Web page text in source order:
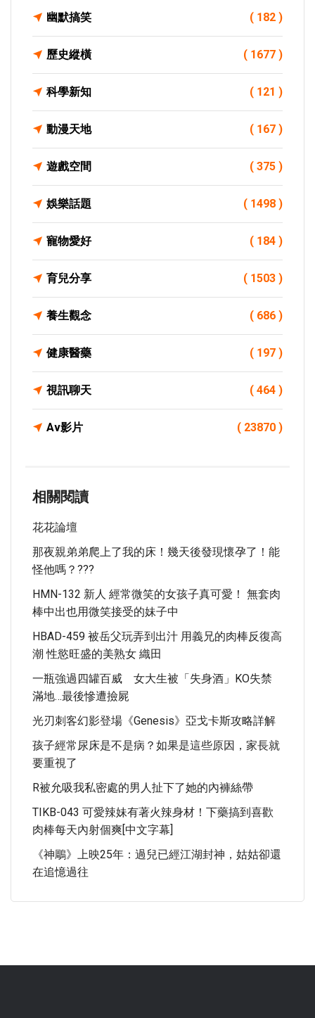
幽默搞笑 ( 182 )
歷史縱橫 ( 1677 )
科學新知 ( 121 )
動漫天地 ( 167 )
遊戲空間 ( 375 )
娛樂話題 ( 1498 )
寵物愛好 ( 184 )
育兒分享 ( 1503 )
養生觀念 ( 686 )
健康醫藥 ( 197 )
視訊聊天 ( 464 )
Av影片 ( 23870 )
相關閱讀
花花論壇
那夜親弟弟爬上了我的床！幾天後發現懷孕了！能
怪他嗎？???
HMN-132 新人 經常微笑的女孩子真可愛！ 無套肉
棒中出也用微笑接受的妹子中
HBAD-459 被岳父玩弄到出汁 用義兄的肉棒反復高
潮 性慾旺盛的美熟女 織田
一瓶強過四罐百威 女大生被「失身酒」KO失禁
滿地…最後慘遭撿屍
光刃刺客幻影登場《Genesis》亞戈卡斯攻略詳解
孩子經常尿床是不是病？如果是這些原因，家長就
要重視了
R被允吸我私密處的男人扯下了她的內褲絲帶
TIKB-043 可愛辣妹有著火辣身材！下藥搞到喜歡
肉棒每天內射個爽[中文字幕]
《神鵰》上映25年：過兒已經江湖封神，姑姑卻還
在追憶過往